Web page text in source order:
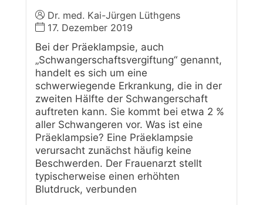
Dr. med. Kai-Jürgen Lüthgens
17. Dezember 2019
Bei der Präeklampsie, auch
„Schwangerschaftsvergiftung“ genannt,
handelt es sich um eine
schwerwiegende Erkrankung, die in der
zweiten Hälfte der Schwangerschaft
auftreten kann. Sie kommt bei etwa 2 %
aller Schwangeren vor. Was ist eine
Präeklampsie? Eine Präeklampsie
verursacht zunächst häufig keine
Beschwerden. Der Frauenarzt stellt
typischerweise einen erhöhten
Blutdruck, verbunden